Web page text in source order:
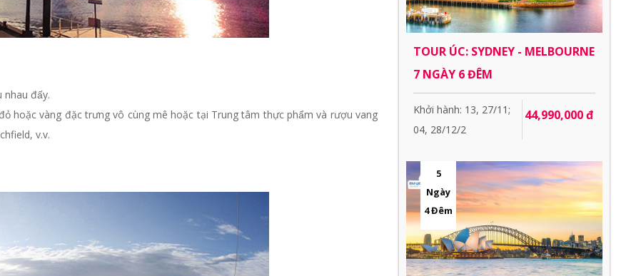
nhau đấy.
hoặc vàng đặc trưng vô cùng mê hoặc tại Trung tâm thực phẩm và rượu vang
v.v.
TOUR ÚC: SYDNEY - MELBOURNE
7 NGÀY 6 ĐÊM
Khởi hành: 13, 27/11;
04, 28/12/2
44,990,000 đ
5
Ngày
4 Đêm